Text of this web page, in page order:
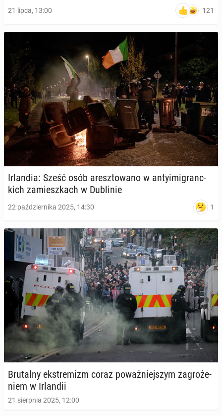
21 lipca, 13:00 121
Ir­lan­dia: Sześć osób aresz­to­wa­no w an­ty­imi­granc­
kich za­miesz­kach w Du­bli­nie
22 października 2025, 14:30 1
Bru­tal­ny eks­tre­mizm coraz po­waż­niej­szym za­gro­że­
niem w Ir­lan­dii
21 sierpnia 2025, 12:00